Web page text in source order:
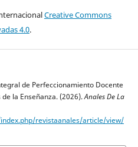
Creative Commons
4.0.
de Perfeccionamiento Docente
la Enseñanza. (2026).Anales De La
revistaanales/article/view/